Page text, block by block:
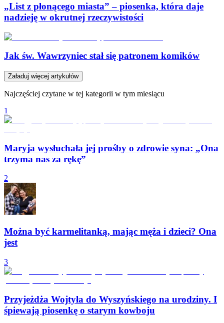
„List z płonącego miasta” – piosenka, która daje
nadzieję w okrutnej rzeczywistości
Jak św. Wawrzyniec stał się patronem komików
Załaduj więcej artykułów
Najczęściej czytane w tej kategorii w tym miesiącu
1
Maryja wysłuchała jej prośby o zdrowie syna: „Ona
trzyma nas za rękę”
2
Można być karmelitanką, mając męża i dzieci? Ona
jest
3
Przyjeżdża Wojtyła do Wyszyńskiego na urodziny. I
śpiewają piosenkę o starym kowboju